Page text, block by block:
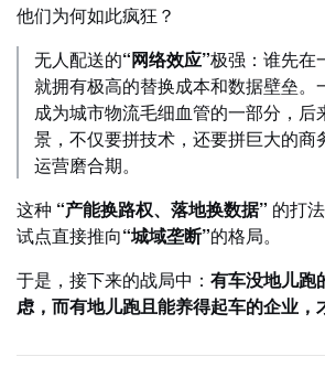
他们为何如此疯狂？
无人配送的“网络效应”极强：谁先在
就拥有极高的替换成本和数据壁垒。
成为城市物流毛细血管的一部分，后
景，不仅要拼技术，还要拼巨大的商
运营磨合期。
这种 “产能换路权、落地换数据” 的打
试点直接推向“城域垄断”的格局。
于是，接下来的战局中： 有车没地儿跑
虑，而有地儿跑且能养得起车的企业，